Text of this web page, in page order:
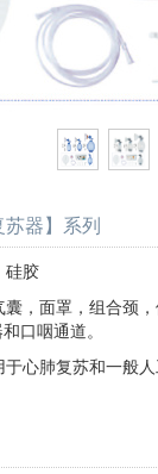
器】系列
胶
，面罩，组合颈，
通道。
心肺复苏和一般人